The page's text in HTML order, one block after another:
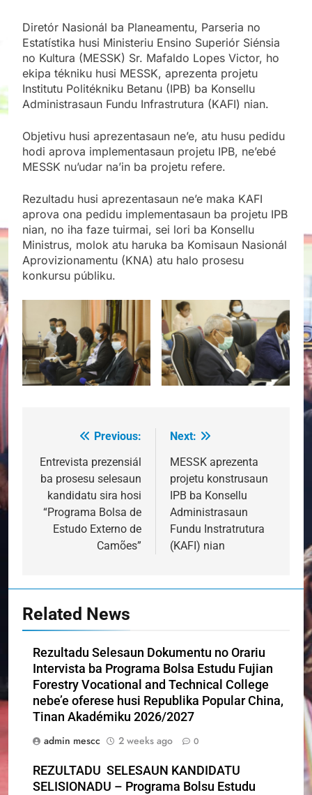
Diretór Nasionál ba Planeamentu, Parseria no
Estatístika husi Ministeriu Ensino Superiór Siénsia
no Kultura (MESSK) Sr. Mafaldo Lopes Victor, ho
ekipa tékniku husi MESSK, aprezenta projetu
Institutu Politékniku Betanu (IPB) ba Konsellu
Administrasaun Fundu Infrastrutura (KAFI) nian.
Objetivu husi aprezentasaun ne’e, atu husu pedidu
hodi aprova implementasaun projetu IPB, ne’ebé
MESSK nu’udar na’in ba projetu refere.
Rezultadu husi aprezentasaun ne’e maka KAFI
aprova ona pedidu implementasaun ba projetu IPB
nian, no iha faze tuirmai, sei lori ba Konsellu
Ministrus, molok atu haruka ba Komisaun Nasionál
Aprovizionamentu (KNA) atu halo prosesu
konkursu públiku.
navigation
Previous:
Entrevista prezensiál
ba prosesu selesaun
kandidatu sira hosi
“Programa Bolsa de
Estudo Externo de
Camões”
Next:
MESSK aprezenta
projetu konstrusaun
IPB ba Konsellu
Administrasaun
Fundu Instratrutura
(KAFI) nian
Related News
Rezultadu Selesaun Dokumentu no Orariu
Intervista ba Programa Bolsa Estudu Fujian
Forestry Vocational and Technical College
nebe’e oferese husi Republika Popular China,
Tinan Akadémiku 2026/2027
admin mescc
2 weeks ago 0
REZULTADU SELESAUN KANDIDATU
SELISIONADU – Programa Bolsu Estudu